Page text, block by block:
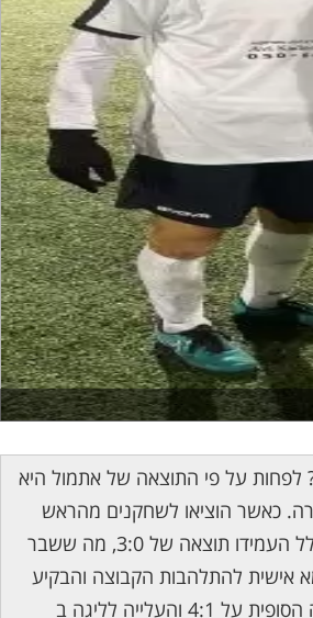
לפחות על פי התוצאה של אתמול היא
כאשר הוציאו לשחקנים מהראש
דאגה לביטחונם האישי, התמקדו אלה במגרש בתצוגה יוצאת מהכלל העמידו תוצאה של 3:0, מה ששבר
אישית להתלהבות הקבוצה והבקיע
שער יוצא דופן מנקודת הקרן לתוך שערי חורה והעמיד את התוצאה הסופית על 4:1 והעלייה לליגה ב